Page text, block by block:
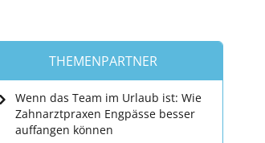
THEMENPARTNER
Wenn das Team im Urlaub ist: Wie
Zahnarztpraxen Engpässe besser
auffangen können